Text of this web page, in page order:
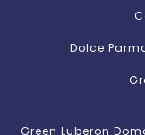
Dolce
Green Luberon